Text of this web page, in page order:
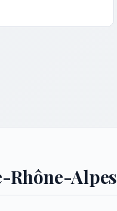
Rhône-Alpes